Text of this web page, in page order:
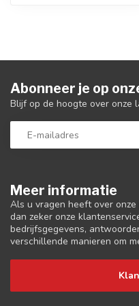
Meer informatie
Als u vragen heeft over
dan zeker onze
bedrijfsgegevens,
verschillende manieren om
Abonneer je op
Blijf op de hoogte over onze